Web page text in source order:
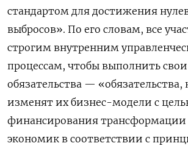
стандартом для достижения
выбросов». По его словам, все
строгим внутренним
процессам, чтобы выполнить свои
обязательства — «обязательства,
изменят их бизнес-модели с
финансирования
экономик в соответствии с